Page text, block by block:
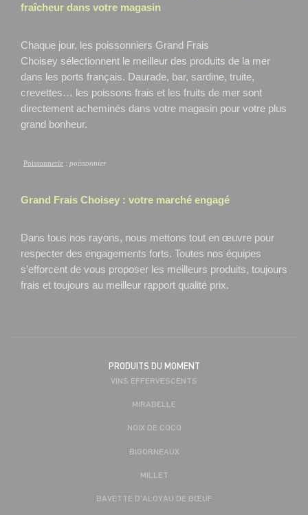
fraîcheur dans votre magasin
Chaque jour, les poissonniers Grand Frais
Choisey sélectionnent le meilleur des produits de la mer
dans les ports français. Daurade, bar, sardine, truite,
crevettes… les poissons frais et les fruits de mer sont
directement acheminés dans votre magasin pour votre plus
grand bonheur.
Poissonnerie : poissonnier
Grand Frais Choisey : votre marché engagé
Dans tous nos rayons, nous mettons tout en œuvre pour
respecter des engagements forts. Toutes nos équipes
s’efforcent de vous proposer les meilleurs produits, toujours
frais et toujours au meilleur rapport qualité prix.
PRODUITS DU MOMENT
VINS EFFERVESCENTS
MIRABELLE
NOIX DE COCO
BIGORNEAUX
MILLET
BAVETTE D'ALOYAU DE BŒUF